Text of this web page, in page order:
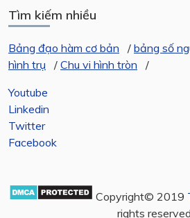
Tìm kiếm nhiều
Bảng đạo hàm cơ bản / bảng số
hình trụ
/ Chu vi hình tròn
/
Youtube
Linkedin
Twitter
Facebook
Copyright© 2019
rights